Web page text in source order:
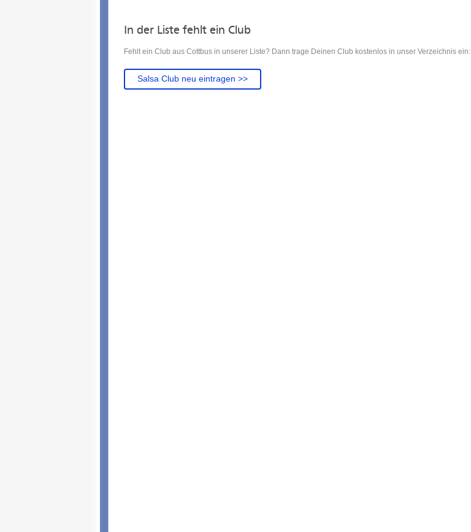
In der Liste fehlt ein Club
Fehlt ein Club aus Cottbus in unserer Liste? Dann trage Deinen Club kostenlos in unser Verzeichnis ein:
Salsa Club neu eintragen >>